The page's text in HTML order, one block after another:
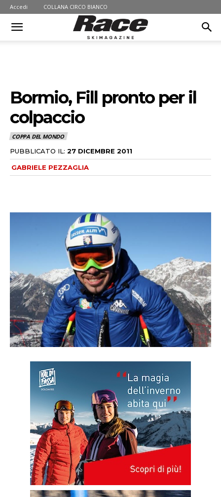
Accedi COLLANA CIRCO BIANCO
Bormio, Fill pronto per il
colpaccio
COPPA DEL MONDO
PUBBLICATO IL: 27 DICEMBRE 2011
GABRIELE PEZZAGLIA